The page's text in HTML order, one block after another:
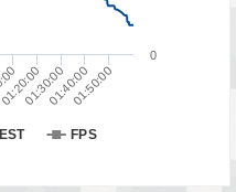
FPS
01:30:0001:40:0001:50:00
0